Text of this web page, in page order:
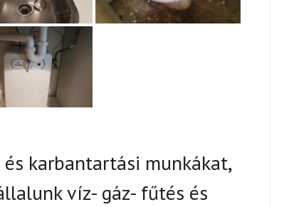
karbantartási munkákat,
víz- gáz- fűtés és